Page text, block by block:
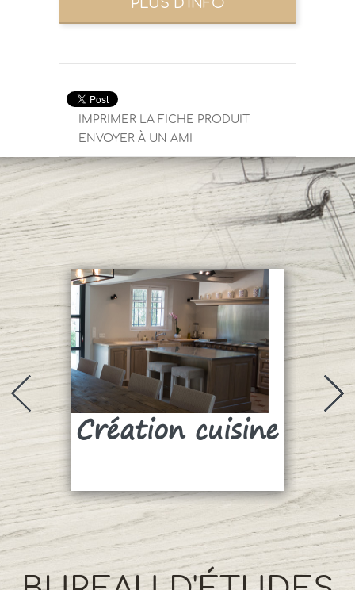
IMPRIMER LA FICHE PRODUIT
ENVOYER À UN AMI
Création cuisine